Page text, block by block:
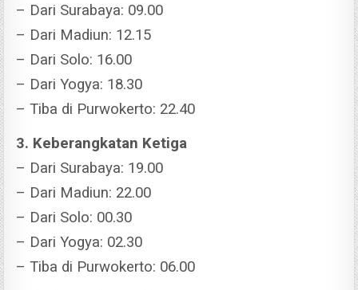
– Dari Surabaya: 09.00
– Dari Madiun: 12.15
– Dari Solo: 16.00
– Dari Yogya: 18.30
– Tiba di Purwokerto: 22.40
3. Keberangkatan Ketiga
– Dari Surabaya: 19.00
– Dari Madiun: 22.00
– Dari Solo: 00.30
– Dari Yogya: 02.30
– Tiba di Purwokerto: 06.00